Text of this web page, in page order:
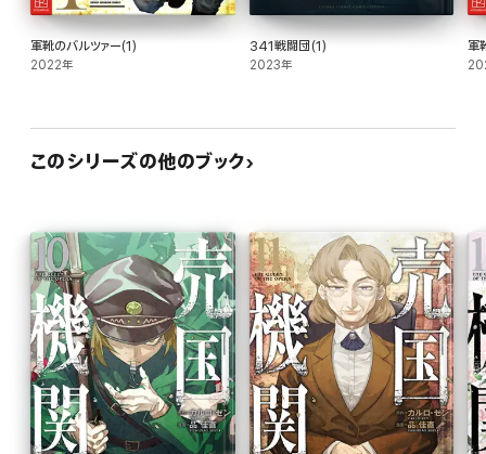
軍靴のバルツァー(1)
2022年
341戦闘団(1)
2023年
軍
このシリーズの他のブック